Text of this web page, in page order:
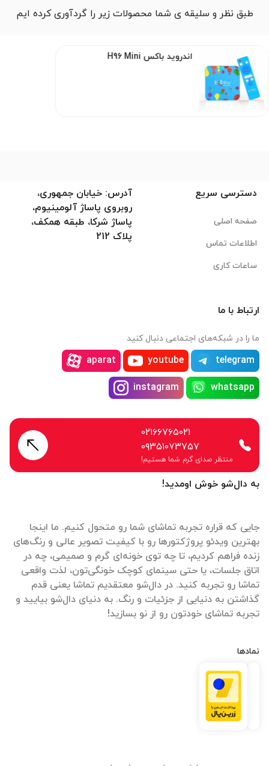
طبق نظر و سلیقه ی شما محصولات زیر را گردآوری کرده ایم
اندروید باکس H96 Mini
به دال‌شو خوش اومدید!
جایی که قراره تجربه تماشای شما رو متحول کنیم. ما اینجا
بهترین ویدئو پروژکتورها رو با کیفیت تصویر عالی و رنگ‌های
زنده فراهم کردیم، تا چه توی خونه‌ای گرم و صمیمی، چه در
اتاق جلسات، یا حتی سینمای کوچک خونگی‌تون، لذت واقعی
تماشا رو تجربه کنید. در دال‌شو معتقدیم تماشا یعنی قدم
گذاشتن به دنیایی از جزئیات و رنگ. به دنیای دال‌شو بیایید و
تجربه تماشای خودتون رو از نو بسازید!
نمادها
دسترسی سریع
صفحه اصلی
اطلاعات تماس
ساعات کاری
آدرس: خیابان جمهوری،
روبروی پاساژ آلومینیوم،
پاساژ شرکا، طبقه همکف،
پلاک 212
ارتباط با ما
ما را در شبکه‌های اجتماعی دنبال کنید
telegram
youtube
aparat
whatsapp
instagram
۰۲۱۶۶۷۶۵۰۲۱
۰۹۳۵۱۰۷۳۷۵۷
منتظر صدای گرم شما هستیم!